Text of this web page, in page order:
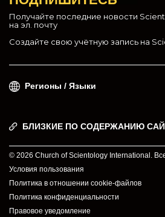
Получайте последние новости
на эл. почту
Создайте свою учётную запись на
Регионы / Языки
БЛИЗКИЕ ПО СОДЕРЖАНИЮ
© 2026 Church of Scientology International.
Условия пользования
Политика в отношении cookie-файлов
Политика конфиденциальности
Правовое уведомление